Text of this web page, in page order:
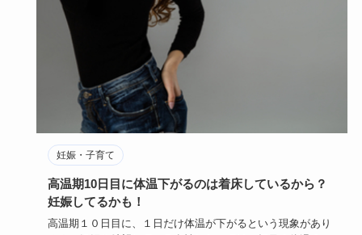
妊娠・子育て
高温期10日目に体温下がるのは着床しているから？
妊娠してるかも！
高温期１０日目に、１日だけ体温が下がるという現象があり